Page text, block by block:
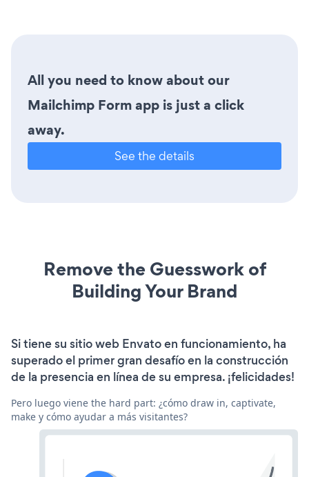
All you need to know about our
Mailchimp Form app is just a click
away.
See the details
Remove the Guesswork of
Building Your Brand
Si tiene su sitio web Envato en funcionamiento, ha
superado el primer gran desafío en la construcción
de la presencia en línea de su empresa. ¡felicidades!
Pero luego viene the hard part: ¿cómo draw in, captivate,
make y cómo ayudar a más visitantes?